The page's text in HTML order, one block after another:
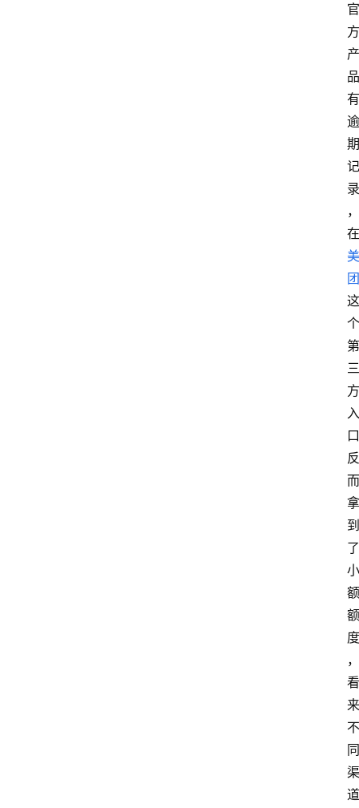
官
方
产
品
有
逾
期
记
录
，
在
美
团
这
个
第
三
方
入
口
反
而
拿
到
了
小
额
额
度
，
看
来
不
同
渠
道